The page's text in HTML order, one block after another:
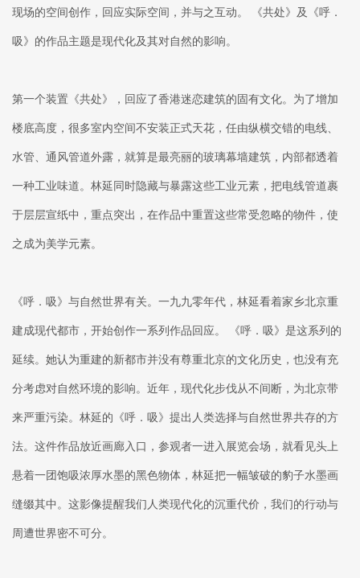
现场的空间创作，回应实际空间，并与之互动。 《共处》及《呼．
吸》的作品主题是现代化及其对自然的影响。
第一个装置《共处》，回应了香港迷恋建筑的固有文化。为了增加
楼底高度，很多室内空间不安装正式天花，任由纵横交错的电线、
水管、通风管道外露，就算是最亮丽的玻璃幕墙建筑，内部都透着
一种工业味道。林延同时隐藏与暴露这些工业元素，把电线管道裹
于层层宣纸中，重点突出，在作品中重置这些常受忽略的物件，使
之成为美学元素。
《呼．吸》与自然世界有关。一九九零年代，林延看着家乡北京重
建成现代都市，开始创作一系列作品回应。 《呼．吸》是这系列的
延续。她认为重建的新都市并没有尊重北京的文化历史，也没有充
分考虑对自然环境的影响。近年，现代化步伐从不间断，为北京带
来严重污染。林延的《呼．吸》提出人类选择与自然世界共存的方
法。这件作品放近画廊入口，参观者一进入展览会场，就看见头上
悬着一团饱吸浓厚水墨的黑色物体，林延把一幅皱破的豹子水墨画
缝缀其中。这影像提醒我们人类现代化的沉重代价，我们的行动与
周遭世界密不可分。